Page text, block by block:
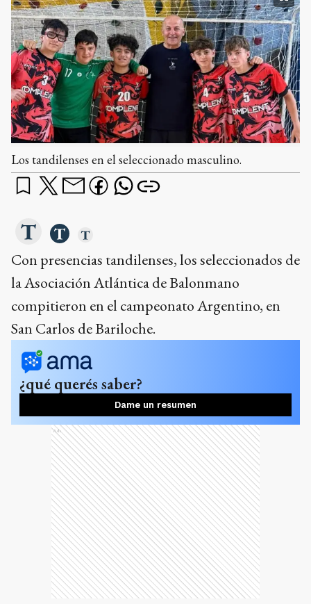
Los tandilenses en el seleccionado masculino.
Con presencias tandilenses, los seleccionados de
la Asociación Atlántica de Balonmano
compitieron en el campeonato Argentino, en
San Carlos de Bariloche.
¿qué querés saber?
Dame un resumen
Ads